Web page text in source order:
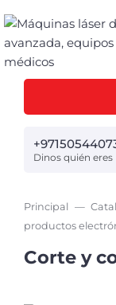
Dinos quién eres
Principal
productos
Corte y